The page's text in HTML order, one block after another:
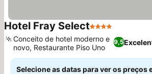
Hotel Fray Select4 Estrelas
9,5
Conceito de hotel moderno e
novo, Restaurante Piso Uno
Selecione as datas para ver os preços